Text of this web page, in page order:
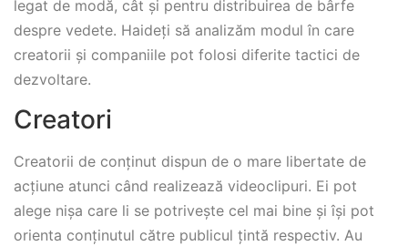
legat de modă, cât și pentru distribuirea de bârfe
despre vedete. Haideți să analizăm modul în care
creatorii și companiile pot folosi diferite tactici de
dezvoltare.
Creatori
Creatorii de conținut dispun de o mare libertate de
acțiune atunci când realizează videoclipuri. Ei pot
alege nișa care li se potrivește cel mai bine și își pot
orienta conținutul către publicul țintă respectiv. Au